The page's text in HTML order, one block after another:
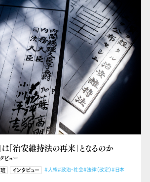
は「治安維持法の再来」となるのか
ュー
インタビュー #人権#政治・社会#法律（改定）#日本